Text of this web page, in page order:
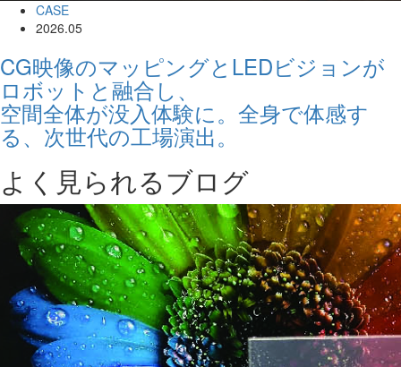
CASE
2026.05
CG映像のマッピングとLEDビジョンが
ロボットと融合し、
空間全体が没入体験に。全身で体感す
る、次世代の工場演出。
よく見られるブログ